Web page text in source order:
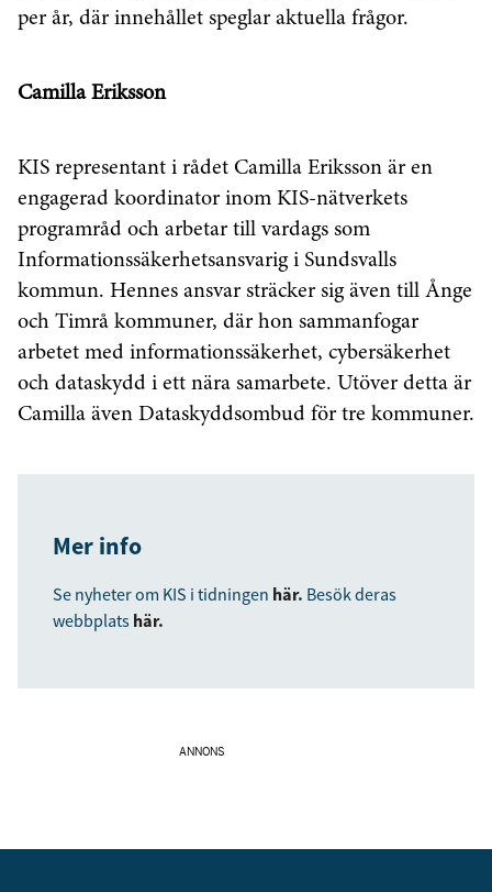
per år, där innehållet speglar aktuella frågor.
Camilla Eriksson
KIS representant i rådet Camilla Eriksson är en
engagerad koordinator inom KIS-nätverkets
programråd och arbetar till vardags som
Informationssäkerhetsansvarig i Sundsvalls
kommun. Hennes ansvar sträcker sig även till Ånge
och Timrå kommuner, där hon sammanfogar
arbetet med informationssäkerhet, cybersäkerhet
och dataskydd i ett nära samarbete. Utöver detta är
Camilla även Dataskyddsombud för tre kommuner.
Mer info
Se nyheter om KIS i tidningen här. Besök deras
webbplats här.
ANNONS